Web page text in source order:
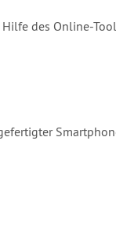
des Online-